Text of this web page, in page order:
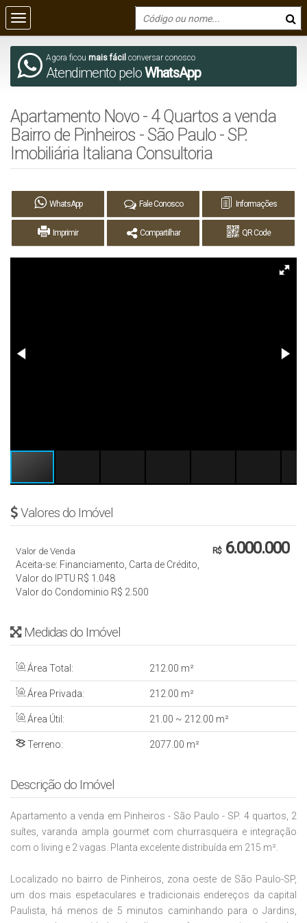
Agora ficou mais fácil conversar conosco
Atendimento peloWhatsApp
Apartamento Novo - 4 Quartos a venda
Bairro de Pinheiros - São Paulo - SP.
Imobiliária Italiana Consultoria
WhatsApp Fale Conosco Informações
Imprimir Compartilhar QR Code
Valores do Imóvel
R$6.000.000
Valor de Venda
Aceita-se: Financiamento, Carta de Crédito,
Valor do IPTU R$ 1.048
Valor do Condominio R$ 2.500
Medidas do Imóvel
Área Total: 212.00 m²
Área Privada: 212.00 m²
Área Útil: 21 .00 ~ 212.00 m²
Terreno: 2077.00 m²
Descrição do Imóvel
Apartamento a venda em Pinheiros - São Paulo - SP. 4 quartos, 2
suítes, varanda ampla gourmet com churrasqueira e integração
com o living e 2 vagas. Planta excelente distribuída em 215 m².
Localizado no bairro de Pinheiros, zona oeste de São Paulo-SP,
um dos mais espetaculares e tradicionais endereços da capital
Paulista, há menos de 5 minutos caminhando para o Jardins,